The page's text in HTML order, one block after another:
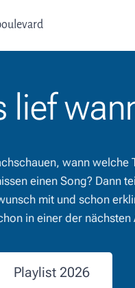
lief
wann welche
einen Song? Dann
mit und schon
in einer der nächsten
Playlist 2026